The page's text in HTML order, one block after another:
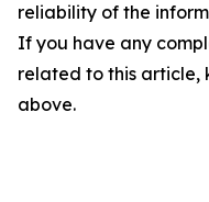
reliability of the
If you have any
related to this article,
above.